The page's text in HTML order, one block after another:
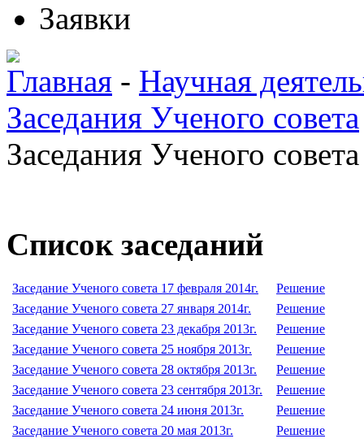
Заявки
Главная - Научная
Заседания Ученого совета
Заседания Ученого
Список заседаний
Заседание Ученого совета 17 февраля 2014г.
Решение
Заседание Ученого совета 27 января 2014г.
Решение
Заседание Ученого совета 23 декабря 2013г.
Решение
Заседание Ученого совета 25 ноября 2013г.
Решение
Заседание Ученого совета 28 октября 2013г.
Решение
Заседание Ученого совета 23 сентября 2013г.
Решение
Заседание Ученого совета 24 июня 2013г.
Решение
Заседание Ученого совета 20 мая 2013г.
Решение